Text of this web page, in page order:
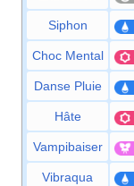
Siphon
Choc Mental
Danse Pluie
Hâte
Vampibaiser
Vibraqua